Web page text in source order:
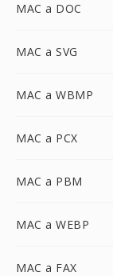
MAC a DOC
MAC a SVG
MAC a WBMP
MAC a PCX
MAC a PBM
MAC a WEBP
MAC a FAX